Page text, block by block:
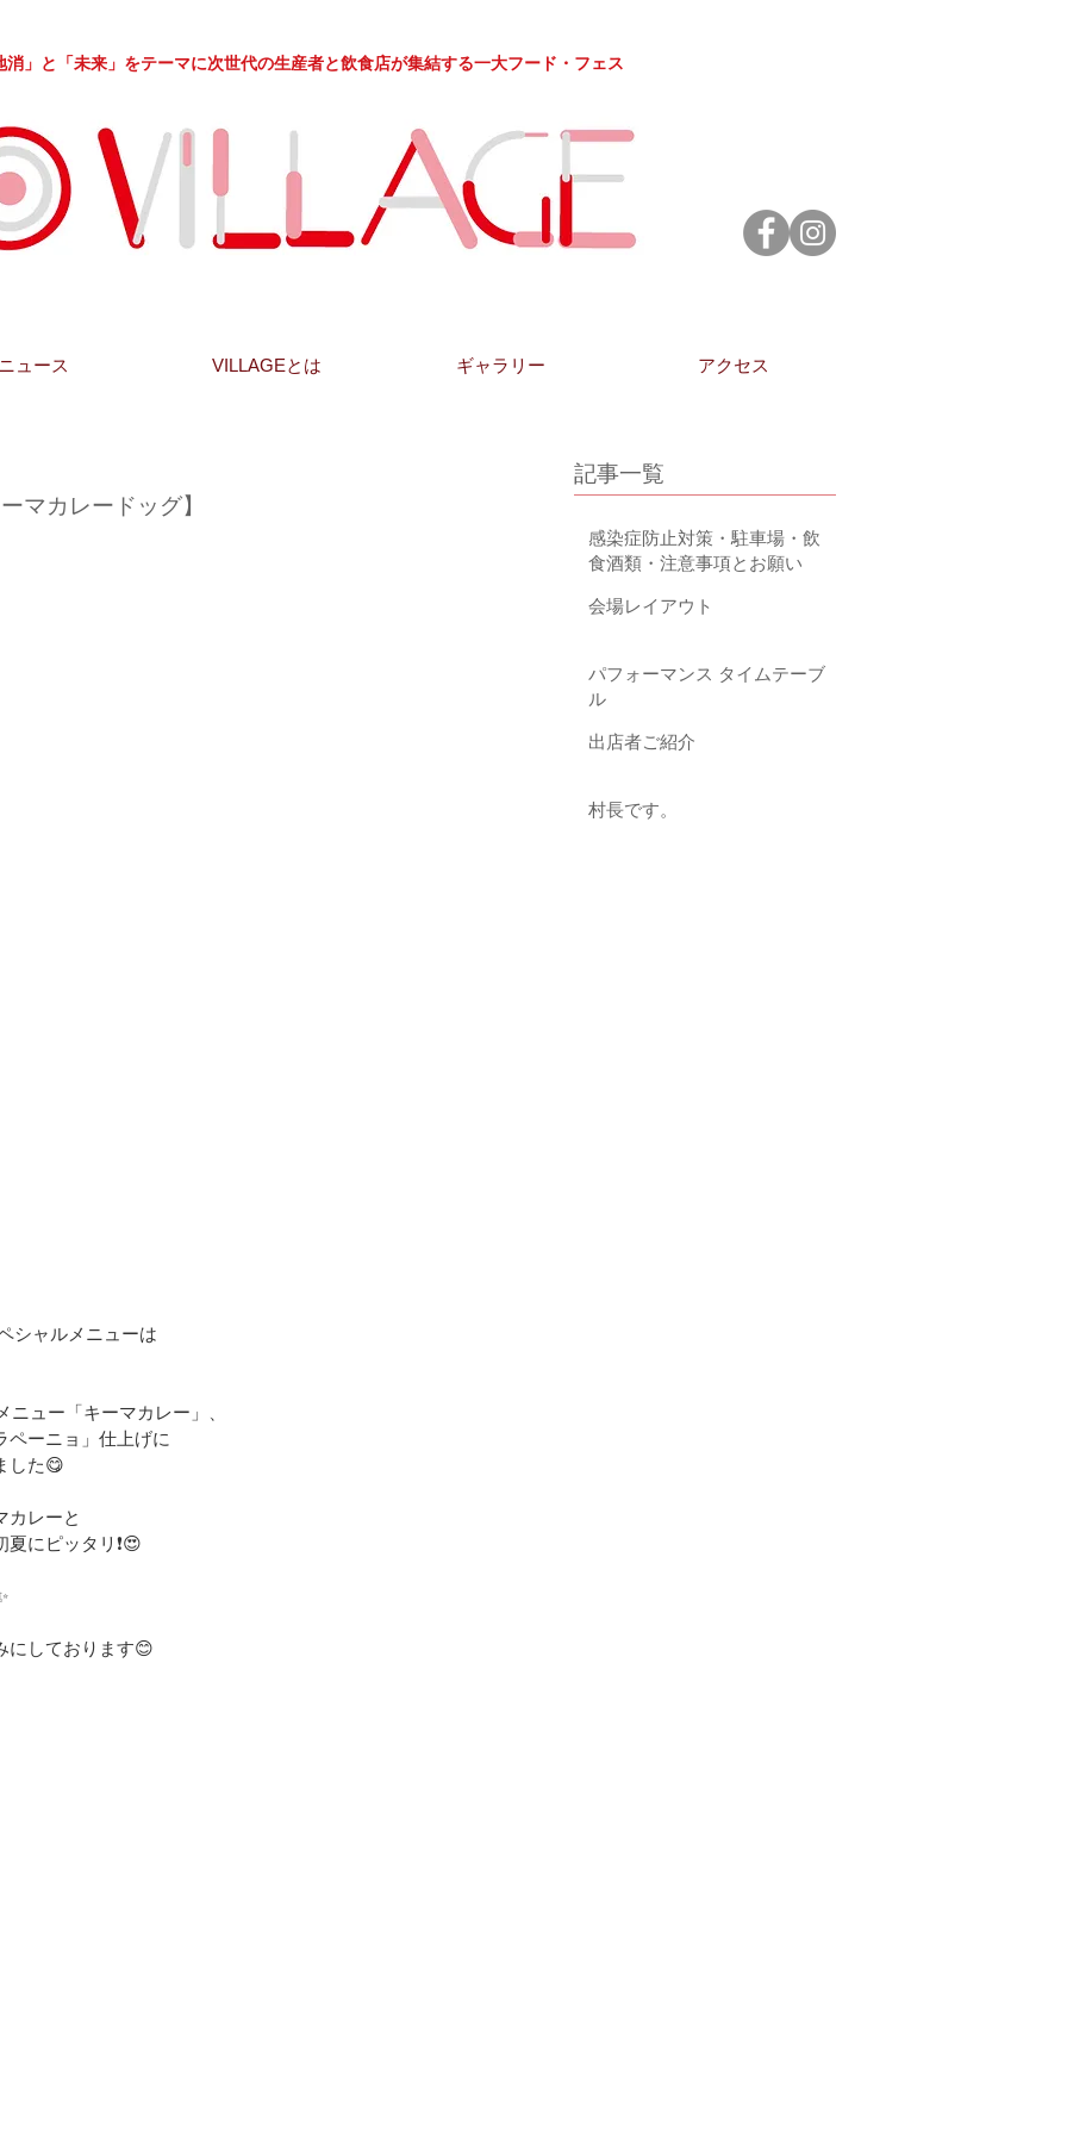
と「未来」をテーマに次世代の生産者と飲食店が集結する一大フード・フェス
ュース VILLAGEとは ギャラリー アクセス
マカレードッグ】
シャルメニューは
ュー「キーマカレー」、
ペーニョ」仕上げに
した😋
カレーと
にピッタリ❗️😍
にしております😊
記事一覧
感染症防止対策・駐車場・飲
食酒類・注意事項とお願い
会場レイアウト
パフォーマンス タイムテーブ
ル
出店者ご紹介
村長です。